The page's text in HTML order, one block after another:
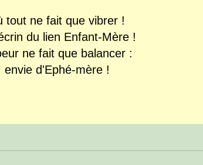
tout ne fait que vibrer !
du lien Enfant-Mère !
ne fait que balancer :
d'Ephé-mère !